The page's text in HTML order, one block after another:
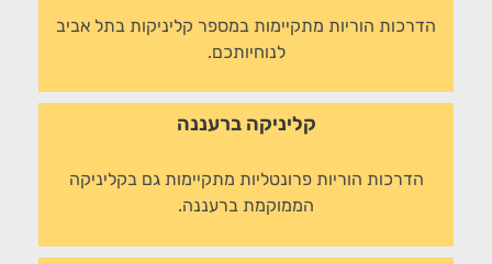
הדרכות הוריות מתקיימות במספר קליניקות בתל אביב
לנוחיותכם.
קליניקה ברעננה
הדרכות הוריות פרונטליות מתקיימות גם בקליניקה
הממוקמת ברעננה.